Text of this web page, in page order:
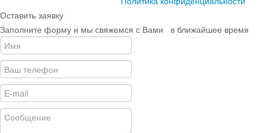
Оставить заявку
Заполните форму и мы свяжемся с Вами в ближайшее время